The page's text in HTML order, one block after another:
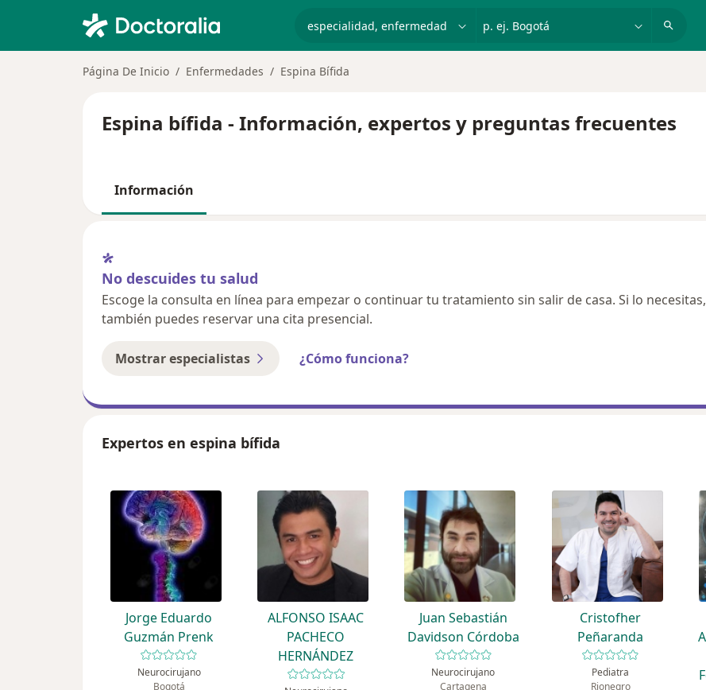
p. ej. Bogotá
Página De Inicio Enfermedades Espina Bífida
Espina bífida - Información, expertos y preguntas frecuentes
Información
No descuides tu salud
Escoge la consulta en línea para empezar o continuar tu tratamiento sin salir de casa. Si lo necesitas,
también puedes reservar una cita presencial.
Mostrar especialistas ¿Cómo funciona?
Expertos en espina bífida
Jorge Eduardo
Guzmán Prenk
Neurocirujano
Bogotá
ALFONSO ISAAC
PACHECO
HERNÁNDEZ
Juan Sebastián
Davidson Córdoba
Neurocirujano
Cartagena
Cristofher
Peñaranda
Pediatra
Rionegro